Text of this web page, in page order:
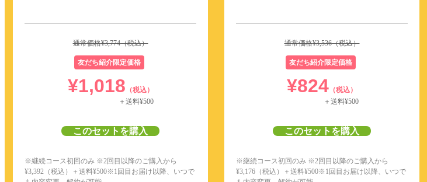
通常価格¥3,774（税込）
友だち紹介限定価格
¥1,018 （税込）
＋送料¥500
このセットを購入
※継続コース初回のみ ※2回目以降のご購入から
¥3,392 （税込）＋送料¥500※1回目お届け以降、いつで
通常価格¥3,536（税込）
友だち紹介限定価格
¥824 （税込）
＋送料¥500
このセットを購入
※継続コース初回のみ ※2回目以降のご購入から
¥3,176 （税込）＋送料¥500※1回目お届け以降、いつで